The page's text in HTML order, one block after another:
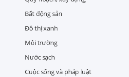
Bất động sản
Đô thị xanh
Môi trường
Nước sạch
Cuộc sống và pháp luật